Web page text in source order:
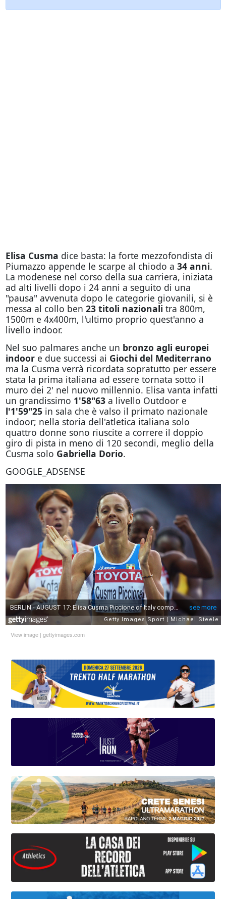
Elisa Cusma dice basta: la forte mezzofondista di
Piumazzo appende le scarpe al chiodo a 34 anni.
La modenese nel corso della sua carriera, iniziata
ad alti livelli dopo i 24 anni a seguito di una
"pausa" avvenuta dopo le categorie giovanili, si è
messa al collo ben 23 titoli nazionali tra 800m,
1500m e 4x400m, l'ultimo proprio quest'anno a
livello indoor.
Nel suo palmares anche un bronzo agli europei
indoore due successi ai Giochi del Mediterrano
ma la Cusma verrà ricordata sopratutto per essere
stata la prima italiana ad essere tornata sotto il
muro dei 2' nel nuovo millennio. Elisa vanta infatti
un grandissimo 1'58"63a livello Outdoor e
l'1'59"25in sala che è valso il primato nazionale
indoor; nella storia dell'atletica italiana solo
quattro donne sono riuscite a correre il doppio
giro di pista in meno di 120 secondi, meglio della
Cusma solo Gabriella Dorio.
GOOGLE_ADSENSE
View image| gettyimages.com